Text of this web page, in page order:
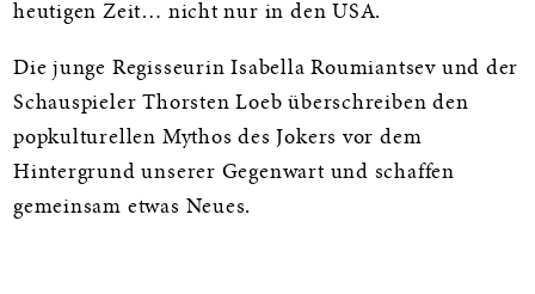
heutigen Zeit… nicht nur in den USA.
Die junge Regisseurin Isabella Roumiantsev und der
Schauspieler Thorsten Loeb überschreiben den
popkulturellen Mythos des Jokers vor dem
Hintergrund unserer Gegenwart und schaffen
gemeinsam etwas Neues.